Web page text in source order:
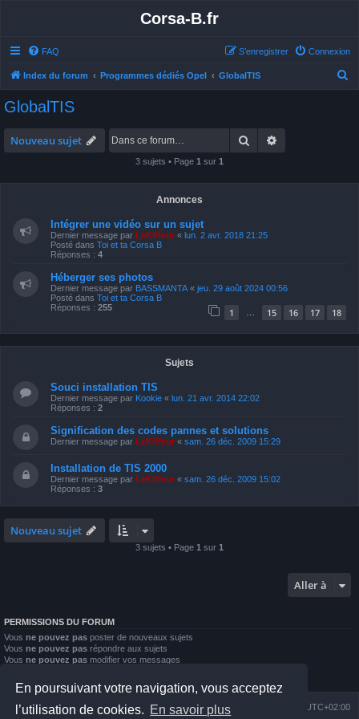
En poursuivant votre navigation, vous acceptez
l’utilisation de cookies. En savoir plus
Corsa-B.fr
FAQ Connexion
S’enregistrer
Index du forum Programmes dédiés Opel GlobalTIS
GlobalTIS
Nouveau sujet Rechercher
3 sujets • Page 1 sur 1
Annonces
Intégrer une vidéo sur un sujet
Dernier message par LeKiffeur « lun. 2 avr. 2018 21:25
Posté dans Toi et ta Corsa B
Réponses : 4
Héberger ses photos
Dernier message par BASSMANTA « jeu. 29 août 2024 00:56
Posté dans Toi et ta Corsa B
Réponses : 255 1 15 16 17 18
Sujets
Souci installation TIS
Dernier message par Kookie « lun. 21 avr. 2014 22:02
Réponses : 2
Signification des codes pannes et solutions
Dernier message par LeKiffeur « sam. 26 déc. 2009 15:29
Installation de TIS 2000
Dernier message par LeKiffeur « sam. 26 déc. 2009 15:02
Réponses : 3
Nouveau sujet
3 sujets • Page 1 sur 1
Aller à
PERMISSIONS DU FORUM
Vous ne pouvez pas poster de nouveaux sujets
Vous ne pouvez pas répondre aux sujets
Vous ne pouvez pas modifier vos messages
Vous
ne pouvez pas joindre des fichiers
Index du forum UTC+02:00
Nous contacter